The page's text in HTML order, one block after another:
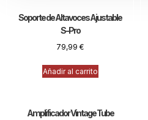
Soporte de Altavoces Ajustable
S-Pro
79,99 €
Añadir al carrito
Amplificador Vintage Tube